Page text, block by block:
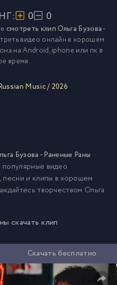
0 0
смотреть клип Ольга Бузова -
видео онлайн в хорошем
на Android, iphone или пк в
время.
Music/ 2026
Бузова - Раненые Раны
видео
песни и клипы в хорошем
творчеством Ольга
скачать клип
Скачать бесплатно